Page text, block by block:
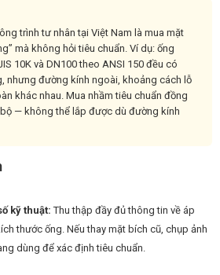
trình tư nhân tại Việt Nam là mua mặt
mà không hỏi tiêu chuẩn. Ví dụ: ống
10K và DN100 theo ANSI 150 đều có
nhưng đường kính ngoài, khoảng cách lỗ
khác nhau. Mua nhầm tiêu chuẩn đồng
— không thể lắp được dù đường kính
kỹ thuật: Thu thập đầy đủ thông tin về áp
thước ống. Nếu thay mặt bích cũ, chụp ảnh
dùng để xác định tiêu chuẩn.